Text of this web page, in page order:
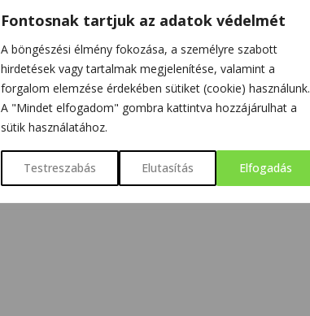
Fontosnak tartjuk az adatok védelmét
A böngészési élmény fokozása, a személyre szabott
hirdetések vagy tartalmak megjelenítése, valamint a
forgalom elemzése érdekében sütiket (cookie) használunk.
A "Mindet elfogadom" gombra kattintva hozzájárulhat a
sütik használatához.
Testreszabás Elutasítás Elfogadás